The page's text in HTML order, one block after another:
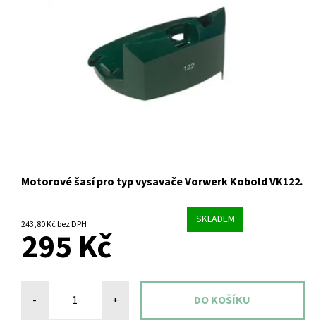
Motorové šasí pro typ vysavače Vorwerk Kobold VK122.
243,80 Kč bez DPH SKLADEM
295 Kč
- +